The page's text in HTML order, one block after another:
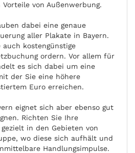
von Außenwerbung.
dabei eine genaue
aller Plakate in Bayern.
kostengünstige
ordern. Vor allem für
es sich dabei um eine
der Sie eine höhere
Euro erreichen.
eignet sich aber ebenso gut
Richten Sie Ihre
in den Gebieten von
wo diese sich aufhält und
Handlungsimpulse.